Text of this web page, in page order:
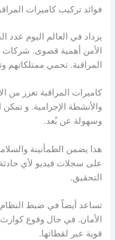
فوائد تركيب كاميرات
يزداد في العالم اليوم عدد
الأمن أهمية قصوى. شركات
المراقبة. تحمي ممتلكاتهم
كاميرات المراقبة تعزز من
والأنشطة الإجرامية. و
وسهولة عن بُعد.
هذا يضمن الطمأنينة
على سجلات فيديو لأي
التحقيق.
تساعد أيضاً في ضبط
الأمان. في حال وقوع كوارث
قوية عبر لقطاتها.